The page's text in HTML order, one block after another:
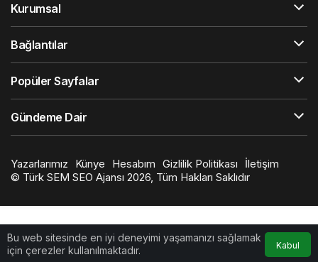
Bu web sitesinde en iyi deneyimi yaşamanızı sağlamak
için çerezler kullanılmaktadır.
Kabul
Kurumsal
Bağlantılar
Popüler Sayfalar
Gündeme Dair
Yazarlarımız Künye Hesabım Gizlilik Politikası
İletişim
© Türk SEM SEO Ajansı 2026, Tüm Hakları Saklıdır